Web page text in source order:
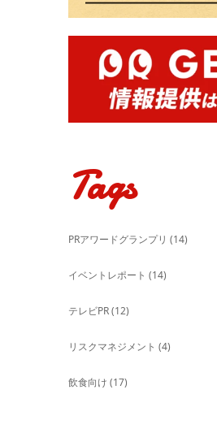
Tags
PRアワードグランプリ (14)
イベントレポート (14)
テレビPR(12)
リスクマネジメント (4)
飲食向け (17)